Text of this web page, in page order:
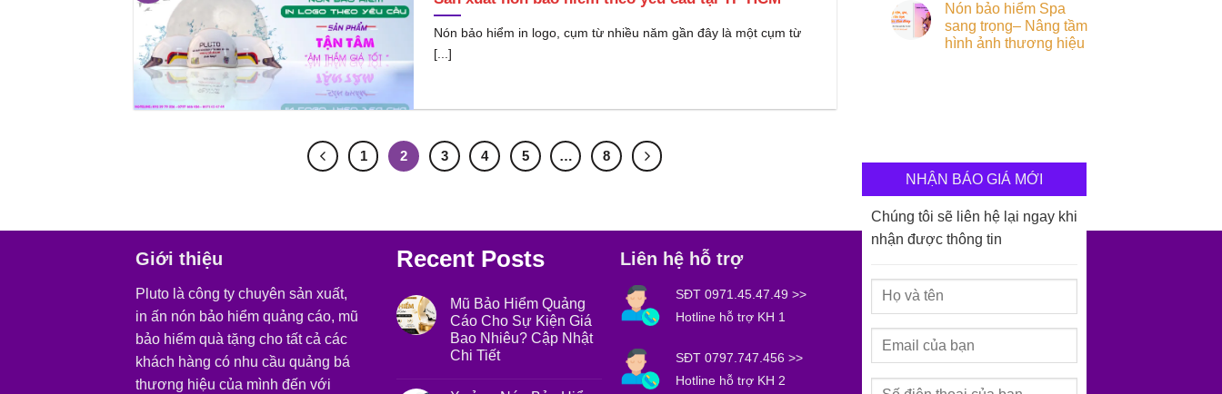
Nón bảo hiểm in logo, cụm từ nhiều năm gần đây là một cụm từ
[...]
1 2 3 4 5 … 8
Nón bảo hiểm Spa
sang trọng– Nâng tầm
hình ảnh thương hiệu
Giới thiệu
Pluto là công ty chuyên sản xuất,
in ấn nón bảo hiểm quảng cáo, mũ
bảo hiểm quà tặng cho tất cả các
khách hàng có nhu cầu quảng bá
thương hiệu của mình đến với
Recent Posts
Mũ Bảo Hiểm Quảng
Cáo Cho Sự Kiện Giá
Bao Nhiêu? Cập Nhật
Chi Tiết
Liên hệ hỗ trợ
SĐT 0971.45.47.49 >>
Hotline hỗ trợ KH 1
SĐT 0797.747.456 >>
Hotline hỗ trợ KH 2
NHẬN BÁO GIÁ MỚI
Chúng tôi sẽ liên hệ lại ngay khi
nhận được thông tin